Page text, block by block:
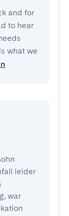
and for
to hear
what we
leider
war